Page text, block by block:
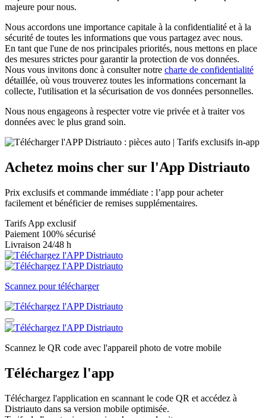
majeure pour nous.
Nous accordons une importance capitale à la confidentialité et à la
sécurité de toutes les informations que vous partagez avec nous.
En tant que l'une de nos principales priorités, nous mettons en place
des mesures strictes pour garantir la protection de vos données.
Nous vous invitons donc à consulter notre charte de confidentialité
détaillée, où vous trouverez toutes les informations concernant la
collecte, l'utilisation et la sécurisation de vos données personnelles.
Nous nous engageons à respecter votre vie privée et à traiter vos
données avec le plus grand soin.
Achetez moins cher sur l'App Distriauto
Prix exclusifs et commande immédiate : l’app pour acheter
facilement et bénéficier de remises supplémentaires.
Tarifs App exclusif
Paiement 100% sécurisé
Livraison 24/48 h
Scannez pour télécharger
Scannez le QR code avec l'appareil photo de votre mobile
Téléchargez l'app
Téléchargez l'application en scannant le code QR et accédez à
Distriauto dans sa version mobile optimisée.